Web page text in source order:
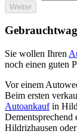
Weiter
Sie wollen Ihren
noch einen guten
Vor einem
Beim ersten
Autoankaufin
Hildrizhausen